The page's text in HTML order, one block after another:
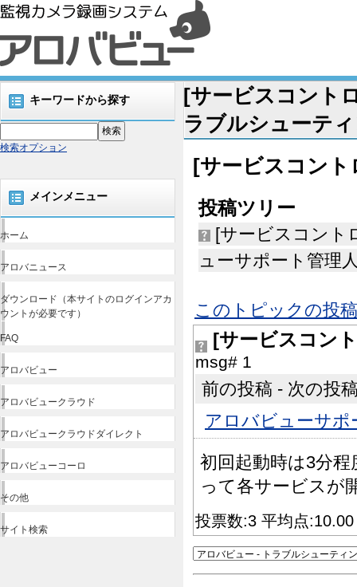
キーワードから探す
検索オプション
メインメニュー
ホーム
アロバニュース
ダウンロード（本サイトのログインアカ
ウントが必要です）
FAQ
アロバビュー
アロバビュークラウド
アロバビュークラウドダイレクト
アロバビューコーロ
その他
サイト検索
[サービスコント
ラブルシューテ
[サービスコント
投稿ツリー
[サービスコント
ューサポート管理
このトピックの投
[サービスコン
msg# 1
前の投稿 - 次の投
アロバビューサポ
初回起動時は3分
って各サービスが
投票数:3 平均点